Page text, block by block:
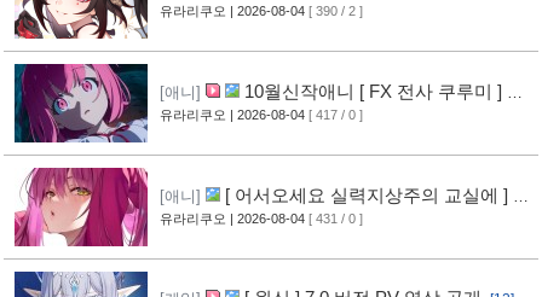
어 공개
[4]
유라리쿠오 | 2026-08-04 [ 390 / 2 ]
[애니]
10월신작애니 [ FX 전사 쿠루미 ] PV
영상 공개
[5]
유라리쿠오 | 2026-08-04 [ 417 / 0 ]
[애니]
[ 어서오세요 실력지상주의 교실에 ] 블
루레이 VOL.2 표지 공개 [6]
유라리쿠오 | 2026-08-04 [ 431 / 0 ]